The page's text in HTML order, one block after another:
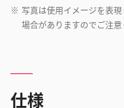
※ 写真は使用イメージを表
場合がありますのでご注意
仕様